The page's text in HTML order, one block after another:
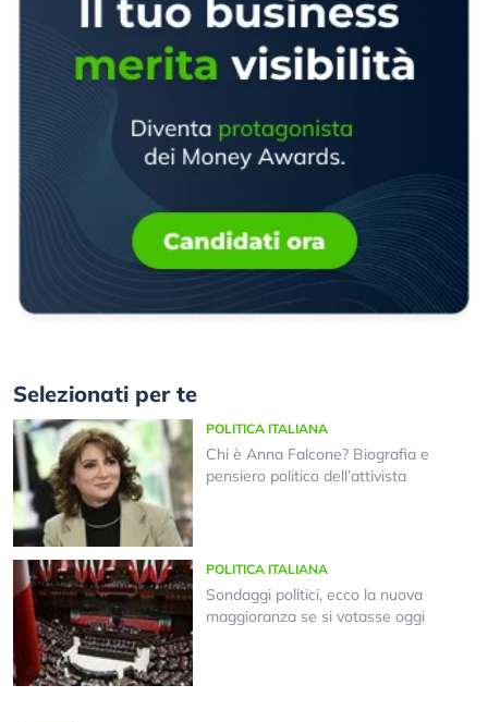
Selezionati per te
POLITICA ITALIANA
Chi è Anna Falcone? Biografia e
pensiero politico dell’attivista
POLITICA ITALIANA
Sondaggi politici, ecco la nuova
maggioranza se si votasse oggi